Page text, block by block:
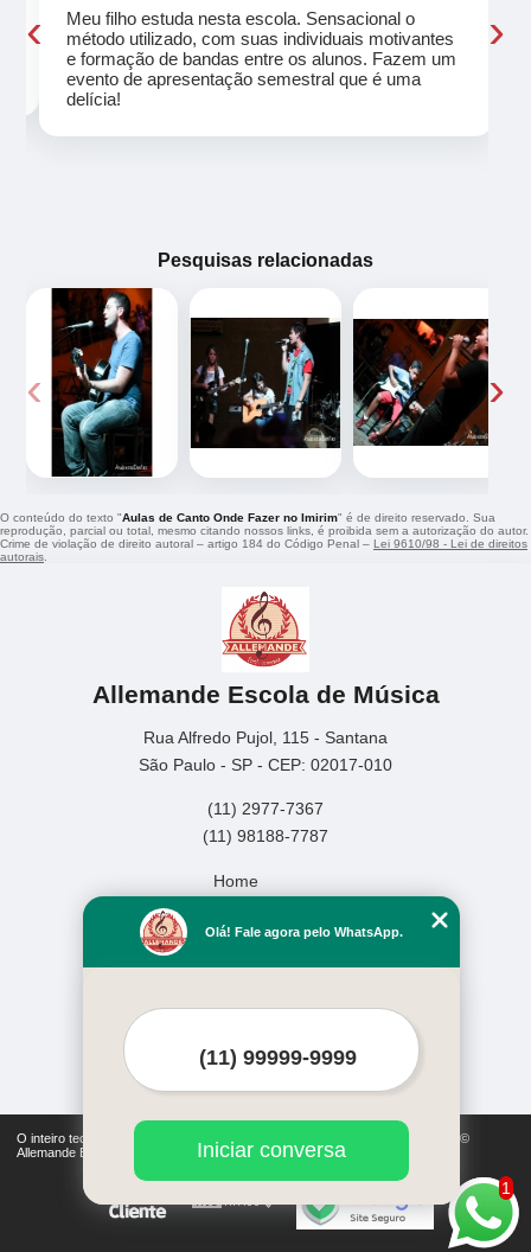
Meu filho estuda nesta escola. Sensacional o
método utilizado, com suas individuais motivantes
e formação de bandas entre os alunos. Fazem um
evento de apresentação semestral que é uma
delícia!
‹ ›
Pesquisas relacionadas
‹ ›
O conteúdo do texto "Aulas de Canto Onde Fazer no Imirim" é de direito reservado. Sua
reprodução, parcial ou total, mesmo citando nossos links, é proibida sem a autorização do autor.
Crime de violação de direito autoral – artigo 184 do Código Penal – Lei 9610/98 - Lei de direitos
autorais
Allemande Escola de Música
Rua Alfredo Pujol, 115 - Santana
São Paulo - SP - CEP: 02017-010
(11) 2977-7367
(11) 98188-7787
Home
Missão
O inteiro teor deste site está sujeito à proteção de direitos autorais. Copyright©
Allemande Escola de Música (Lei 9610 de 19/02/1998)
1
Olá! Fale agora pelo WhatsApp.
Iniciar conversa